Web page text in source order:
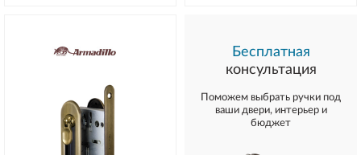
Бесплатная
консультация
Поможем выбрать ручки под
ваши двери, интерьер и
бюджет